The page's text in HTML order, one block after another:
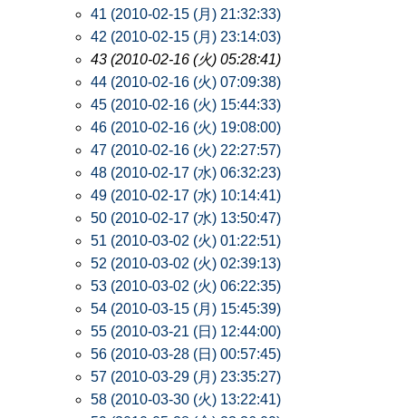
41 (2010-02-15 (月) 21:32:33)
42 (2010-02-15 (月) 23:14:03)
43 (2010-02-16 (火) 05:28:41)
44 (2010-02-16 (火) 07:09:38)
45 (2010-02-16 (火) 15:44:33)
46 (2010-02-16 (火) 19:08:00)
47 (2010-02-16 (火) 22:27:57)
48 (2010-02-17 (水) 06:32:23)
49 (2010-02-17 (水) 10:14:41)
50 (2010-02-17 (水) 13:50:47)
51 (2010-03-02 (火) 01:22:51)
52 (2010-03-02 (火) 02:39:13)
53 (2010-03-02 (火) 06:22:35)
54 (2010-03-15 (月) 15:45:39)
55 (2010-03-21 (日) 12:44:00)
56 (2010-03-28 (日) 00:57:45)
57 (2010-03-29 (月) 23:35:27)
58 (2010-03-30 (火) 13:22:41)